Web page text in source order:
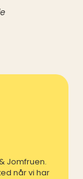
Jomfruen.
når vi har